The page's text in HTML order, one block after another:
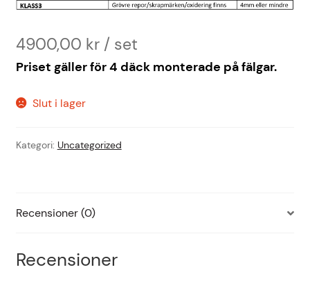
4900,00 kr
Priset gäller för 4 däck monterade på fälgar.
Slut i lager
Kategori: Uncategorized
Recensioner (0)
Recensioner